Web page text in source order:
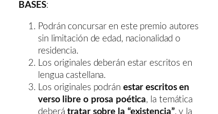
BASES:
Podrán concursar en este premio autores
sin limitación de edad, nacionalidad o
residencia.
Los originales deberán estar escritos en
lengua castellana.
Los originales podrán estar escritos en
verso libre o prosa poética, la temática
deberátratar sobre la “existencia”, y la